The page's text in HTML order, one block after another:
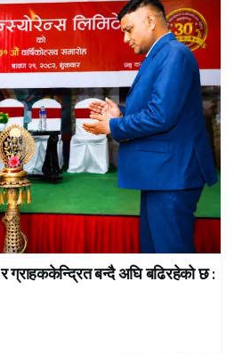
ग्राहककेन्द्रित बन्दै अघि बढिरहेको छ :